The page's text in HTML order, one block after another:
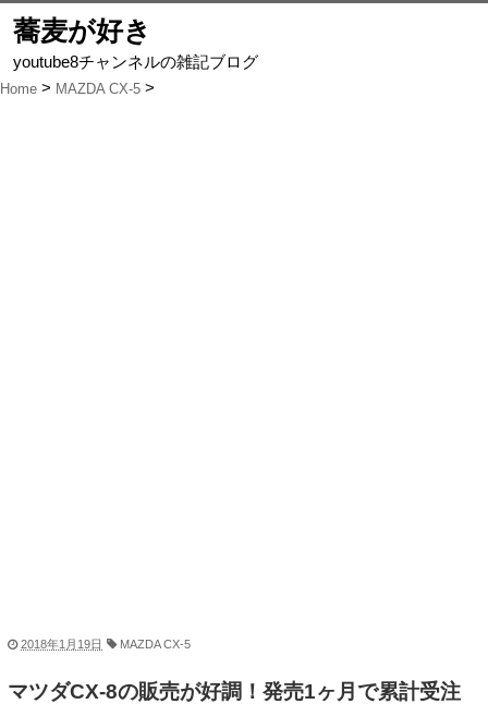
蕎麦が好き
youtube8チャンネルの雑記ブログ
Home MAZDA CX-5
2018年1月19日 MAZDA CX-5
マツダCX-8の販売が好調！発売1ヶ月で累計受注